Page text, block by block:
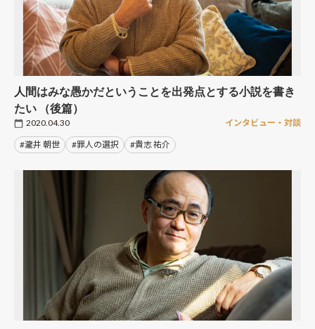
人間はみな愚かだということを出発点とする小説を書き
たい （後篇）
2020.04.30 インタビュー・対談
#瀧井 朝世 #罪人の選択 #貴志 祐介